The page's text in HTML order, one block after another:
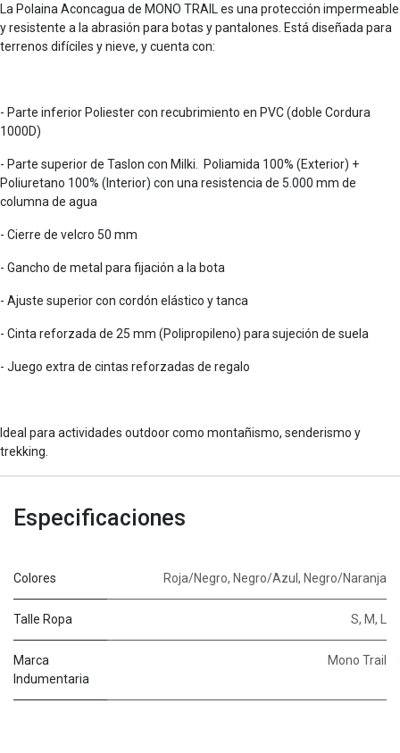
La Polaina Aconcagua de MONO TRAIL es una protección impermeable
y resistente a la abrasión para botas y pantalones. Está diseñada para
terrenos difíciles y nieve, y cuenta con:
- Parte inferior Poliester con recubrimiento en PVC (doble Cordura
1000D)
- Parte superior de Taslon con Milki. Poliamida 100% (Exterior) +
Poliuretano 100% (Interior) con una resistencia de 5.000 mm de
columna de agua
- Cierre de velcro 50 mm
- Gancho de metal para fijación a la bota
- Ajuste superior con cordón elástico y tanca
- Cinta reforzada de 25 mm (Polipropileno) para sujeción de suela
- Juego extra de cintas reforzadas de regalo
Ideal para actividades outdoor como montañismo, senderismo y
trekking.
Especificaciones
Colores Roja/Negro, Negro/Azul , Negro/Naranja
Talle Ropa S, M,
Marca
Indumentaria
Mono Trail